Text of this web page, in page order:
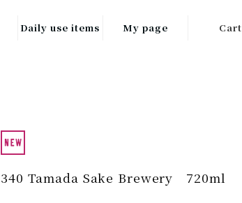
Daily use items
グラス・酒器・
My page Cart
340 Tamada Sake Brewery 720ml